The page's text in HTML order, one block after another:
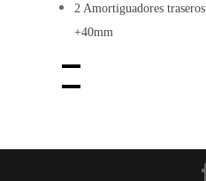
2 Amortiguadores traseros
+40mm